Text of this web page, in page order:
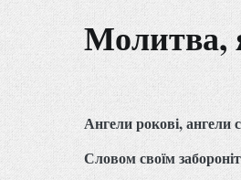
Молитва,
Ангели рокові, ангели
Словом своїм